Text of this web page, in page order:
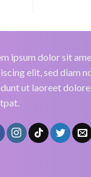
ipsum dolor sit
elit, sed diam
ut laoreet